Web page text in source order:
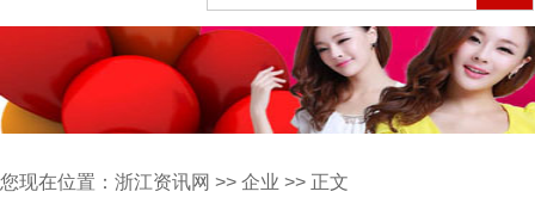
您现在位置： 浙江资讯网 >> 企业 >> 正文